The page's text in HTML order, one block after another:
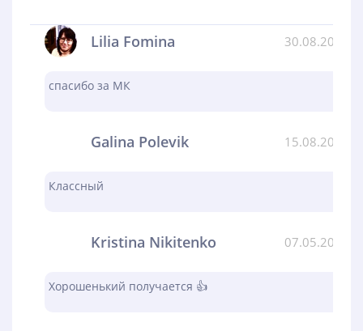
Lilia Fomina 30.08.2024
спасибо за МК
Galina Polevik 15.08.2024
Классный
Kristina Nikitenko 07.05.2024
Хорошенький получается 👍